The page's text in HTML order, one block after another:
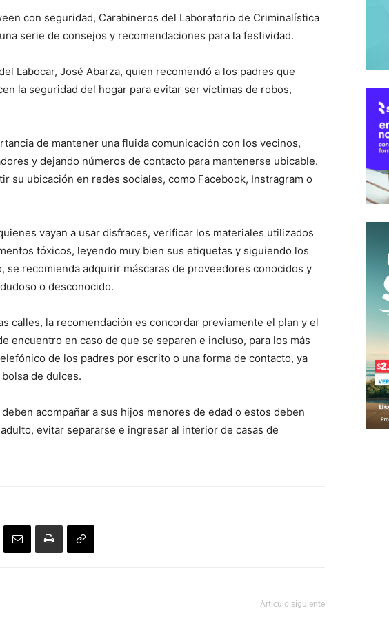
con seguridad, Carabineros del Laboratorio de Criminalística
serie de consejos y recomendaciones para la festividad.
Labocar, José Abarza, quien recomendó a los padres que
la seguridad del hogar para evitar ser víctimas de robos,
de mantener una fluida comunicación con los vecinos,
y dejando números de contacto para mantenerse ubicable.
su ubicación en redes sociales, como Facebook, Instragram o
vayan a usar disfraces, verificar los materiales utilizados
tóxicos, leyendo muy bien sus etiquetas y siguiendo los
se recomienda adquirir máscaras de proveedores conocidos y
o desconocido.
calles, la recomendación es concordar previamente el plan y el
encuentro en caso de que se separen e incluso, para los más
de los padres por escrito o una forma de contacto, ya
de dulces.
acompañar a sus hijos menores de edad o estos deben
evitar separarse e ingresar al interior de casas de
Artículo siguiente